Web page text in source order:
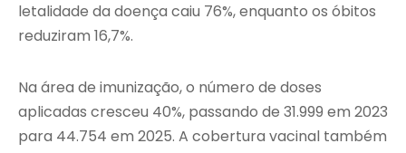
letalidade da doença caiu 76%, enquanto os óbitos
reduziram 16,7%.
Na área de imunização, o número de doses
aplicadas cresceu 40%, passando de 31.999 em 2023
para 44.754 em 2025. A cobertura vacinal também